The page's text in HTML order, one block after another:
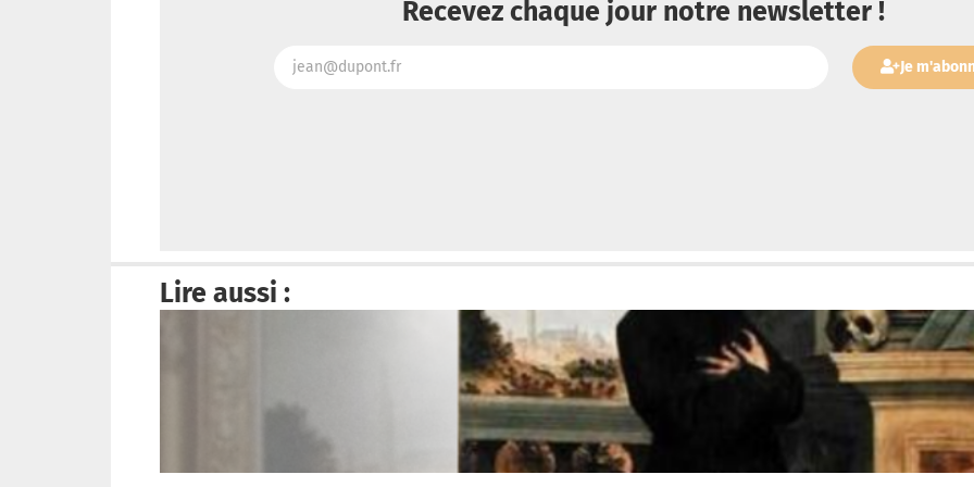
Recevez chaque jour notre newsletter !
Je
Lire aussi :